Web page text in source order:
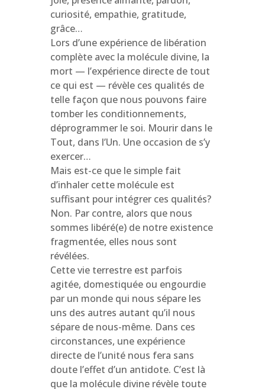
curiosité, empathie, gratitude,
grâce…
Lors d’une expérience de libération
complète avec la molécule divine, la
mort — l’expérience directe de tout
ce qui est — révèle ces qualités de
telle façon que nous pouvons faire
tomber les conditionnements,
déprogrammer le soi. Mourir dans le
Tout, dans l’Un. Une occasion de s’y
exercer…
Mais est-ce que le simple fait
d’inhaler cette molécule est
suffisant pour intégrer ces qualités?
Non. Par contre, alors que nous
sommes libéré(e) de notre existence
fragmentée, elles nous sont
révélées.
Cette vie terrestre est parfois
agitée, domestiquée ou engourdie
par un monde qui nous sépare les
uns des autres autant qu’il nous
sépare de nous-même. Dans ces
circonstances, une expérience
directe de l’unité nous fera sans
doute l’effet d’un antidote. C’est là
que la molécule divine révèle toute